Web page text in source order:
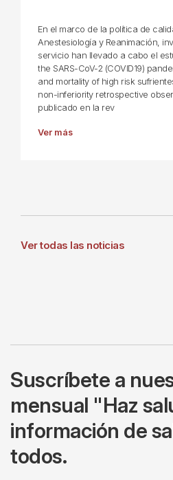
En el marco de la política de
Anestesiología y Reanimación,
servicio han llevado a cabo el
the SARS-CoV-2 (COVID19)
and mortality of high risk
non-inferiority retrospective
publicado en la rev
Ver más
Ver todas las noticias
Suscríbete a
mensual "Haz
información de
todos.